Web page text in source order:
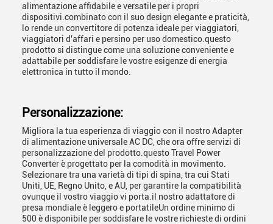
alimentazione affidabile e versatile per i propri
dispositivi.combinato con il suo design elegante e praticità,
lo rende un convertitore di potenza ideale per viaggiatori,
viaggiatori d'affari e persino per uso domestico.questo
prodotto si distingue come una soluzione conveniente e
adattabile per soddisfare le vostre esigenze di energia
elettronica in tutto il mondo.
Personalizzazione:
Migliora la tua esperienza di viaggio con il nostro Adapter
di alimentazione universale AC DC, che ora offre servizi di
personalizzazione del prodotto.questo Travel Power
Converter è progettato per la comodità in movimento.
Selezionare tra una varietà di tipi di spina, tra cui Stati
Uniti, UE, Regno Unito, e AU, per garantire la compatibilità
ovunque il vostro viaggio vi porta.il nostro adattatore di
presa mondiale è leggero e portatileUn ordine minimo di
500 è disponibile per soddisfare le vostre richieste di ordini